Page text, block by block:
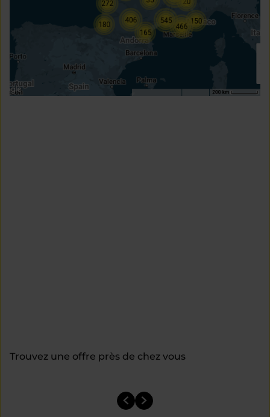
Trouvez une offre près de chez vous